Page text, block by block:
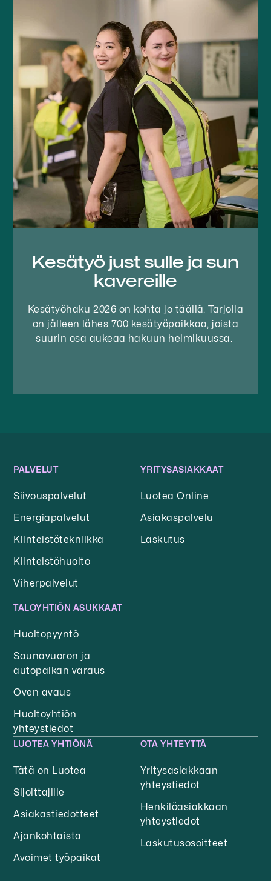
Kesätyö just sulle ja sun
kavereille
Kesätyöhaku 2026 on kohta jo täällä. Tarjolla
on jälleen lähes 700 kesätyöpaikkaa, joista
suurin osa aukeaa hakuun helmikuussa.
PALVELUT
Siivouspalvelut
Energiapalvelut
Kiinteistötekniikka
Kiinteistöhuolto
Viherpalvelut
YRITYSASIAKKAAT
Luotea Online
Asiakaspalvelu
Laskutus
TALOYHTIÖN ASUKKAAT
Huoltopyyntö
Saunavuoron ja
autopaikan varaus
Oven avaus
Huoltoyhtiön
yhteystiedot
LUOTEA YHTIÖNÄ
Tätä on Luotea
Sijoittajille
Asiakastiedotteet
Ajankohtaista
Avoimet työpaikat
OTA YHTEYTTÄ
Yritysasiakkaan
yhteystiedot
Henkilöasiakkaan
yhteystiedot
Laskutusosoitteet